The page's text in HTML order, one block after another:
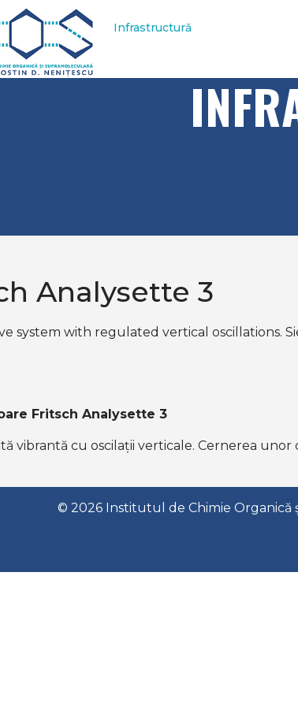
Infrastructură
Analysette 3
system with regulated vertical oscillations.
Fritsch Analysette 3
vibrantă cu oscilații verticale. Cernerea
© 2026 Institutul de Chimie Organică